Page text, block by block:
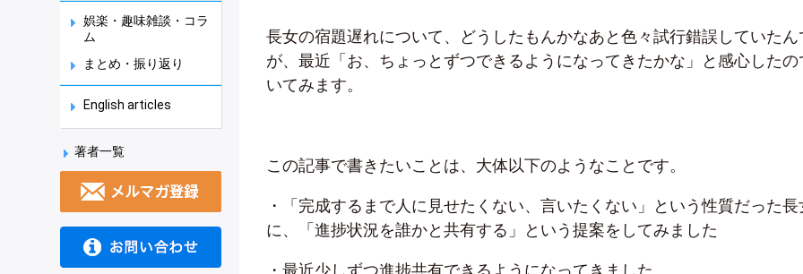
娯楽・趣味雑談・コラ
ム
まとめ・振り返り
English articles
著者一覧
長女の宿題遅れについて、どうしたもんかなあと色々試行錯誤していたん
が、最近「お、ちょっとずつできるようになってきたかな」と感心したの
いてみます。
この記事で書きたいことは、大体以下のようなことです。
・「完成するまで人に見せたくない、言いたくない」という性質だった長
に、「進捗状況を誰かと共有する」という提案をしてみました
・最近少しずつ進捗共有できるようになってきました